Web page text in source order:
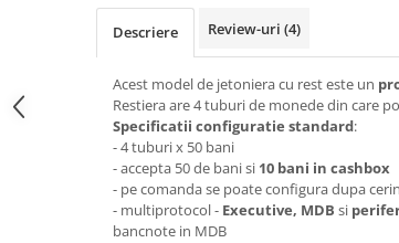
Descriere Review-uri (4)
Acest model de jetoniera cu rest este un
Restiera are 4 tuburi de monede din care
Specificatii configuratie standard:
- 4 tuburi x 50 bani
- accepta 50 de bani si 10 bani in cashbox
- pe comanda se poate configura dupa
- multiprotocol - Executive, MDB si
bancnote in MDB